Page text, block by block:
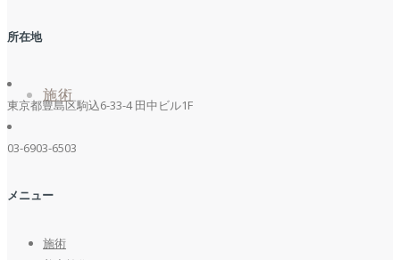
施術
所在地
東京都豊島区駒込6-33-4 田中ビル1F
03-6903-6503
メニュー
施術